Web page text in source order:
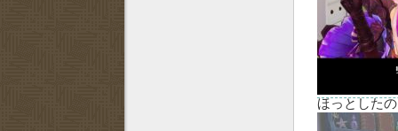
ほっとした